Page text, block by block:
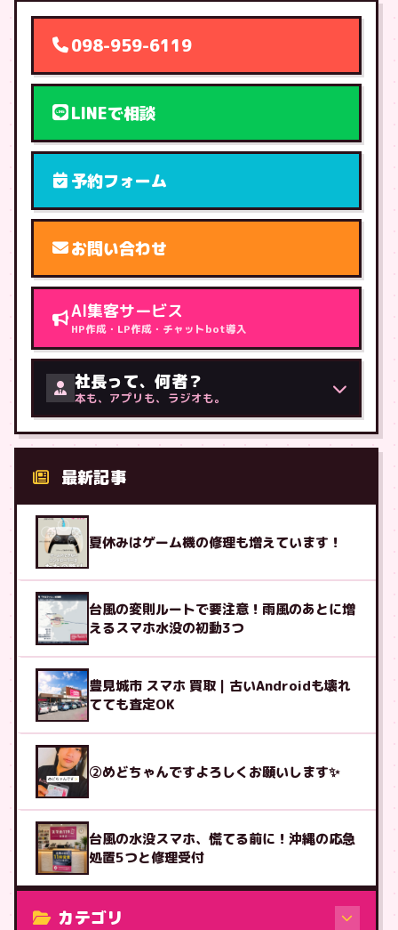
098-959-6119
LINEで相談
予約フォーム
お問い合わせ
AI集客サービス
HP作成・LP作成・チャットbot導入
社長って、何者？
本も、アプリも、ラジオも。
最新記事
夏休みはゲーム機の修理も増えています！
台風の変則ルートで要注意！雨風のあとに増
えるスマホ水没の初動3つ
豊見城市 スマホ 買取｜古いAndroidも壊れ
てても査定OK
②めどちゃんですよろしくお願いします✨
台風の水没スマホ、慌てる前に！沖縄の応急
処置5つと修理受付
カテゴリ